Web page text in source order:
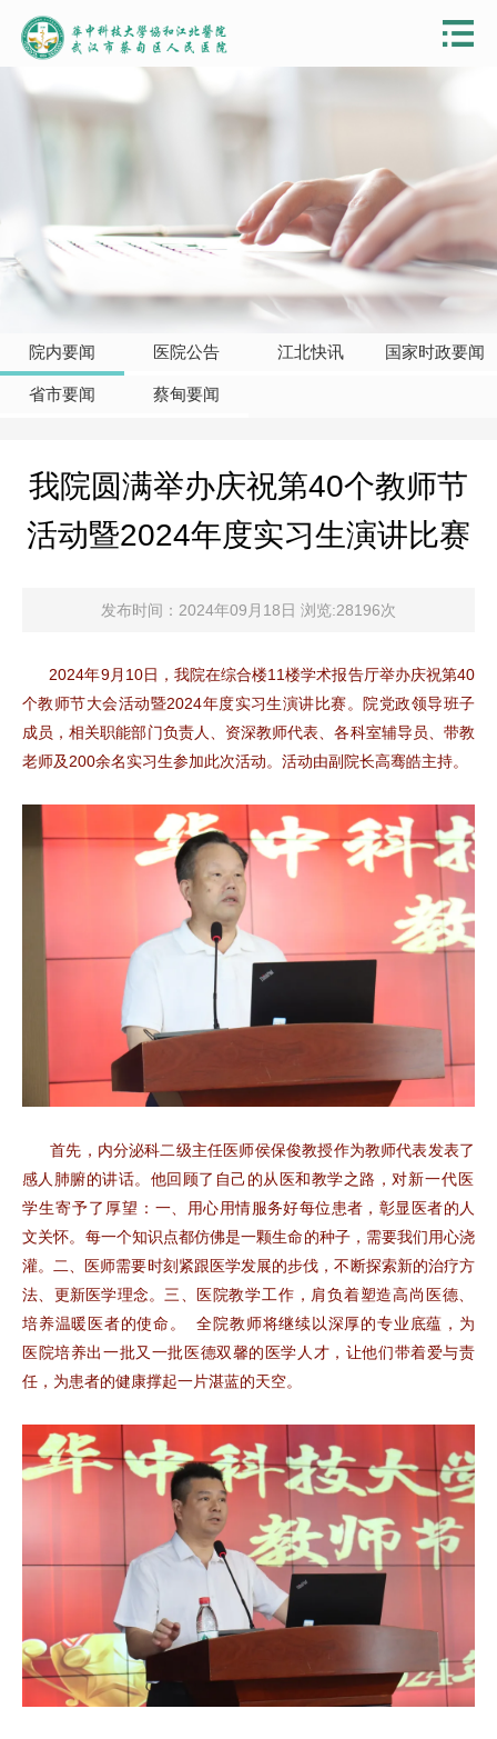
院内要闻 医院公告 江北快讯 国家时政要闻
省市要闻 蔡甸要闻
我院圆满举办庆祝第40个教师节
活动暨2024年度实习生演讲比赛
发布时间：2024年09月18日 浏览:28196次
2024年9月10日，我院在综合楼11楼学术报告厅举办庆祝第40
个教师节大会活动暨2024年度实习生演讲比赛。院党政领导班子
成员，相关职能部门负责人、资深教师代表、各科室辅导员、带教
老师及200余名实习生参加此次活动。活动由副院长高骞皓主持。
首先，内分泌科二级主任医师侯保俊教授作为教师代表发表了
感人肺腑的讲话。他回顾了自己的从医和教学之路， 对新一代医
学生寄予了厚望： 一、用心用情服务好每位患者，彰显医者的人
文关怀。 每一个知识点都仿佛是一颗生命的种子，需要我们用心浇
灌。二、医师需要时刻紧跟医学发展的步伐，不断探索新的治疗方
法、更新医学理念。三、
医院教学工作，肩负着塑造高尚医德、
培养温暖医者的使命。全院教师将继续以深厚的专业底蕴， 为
医院培养出一批又一批医德双馨的医学人才，让他们带着爱与责
任，为患者的健康撑起一片湛蓝的天空。